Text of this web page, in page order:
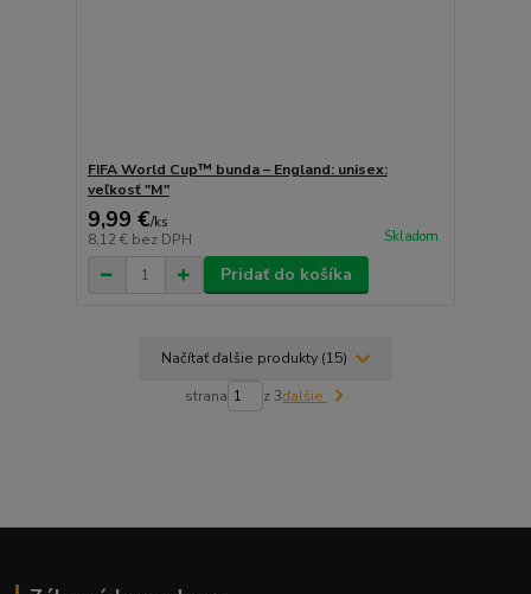
FIFA World Cup™ bunda – England: unisex:
veľkosť "M"
9,99 €/ks
8,12 € bez DPH Skladom
Pridať do košíka
Načítať ďalšie produkty (15)
strana z 3ďalšie